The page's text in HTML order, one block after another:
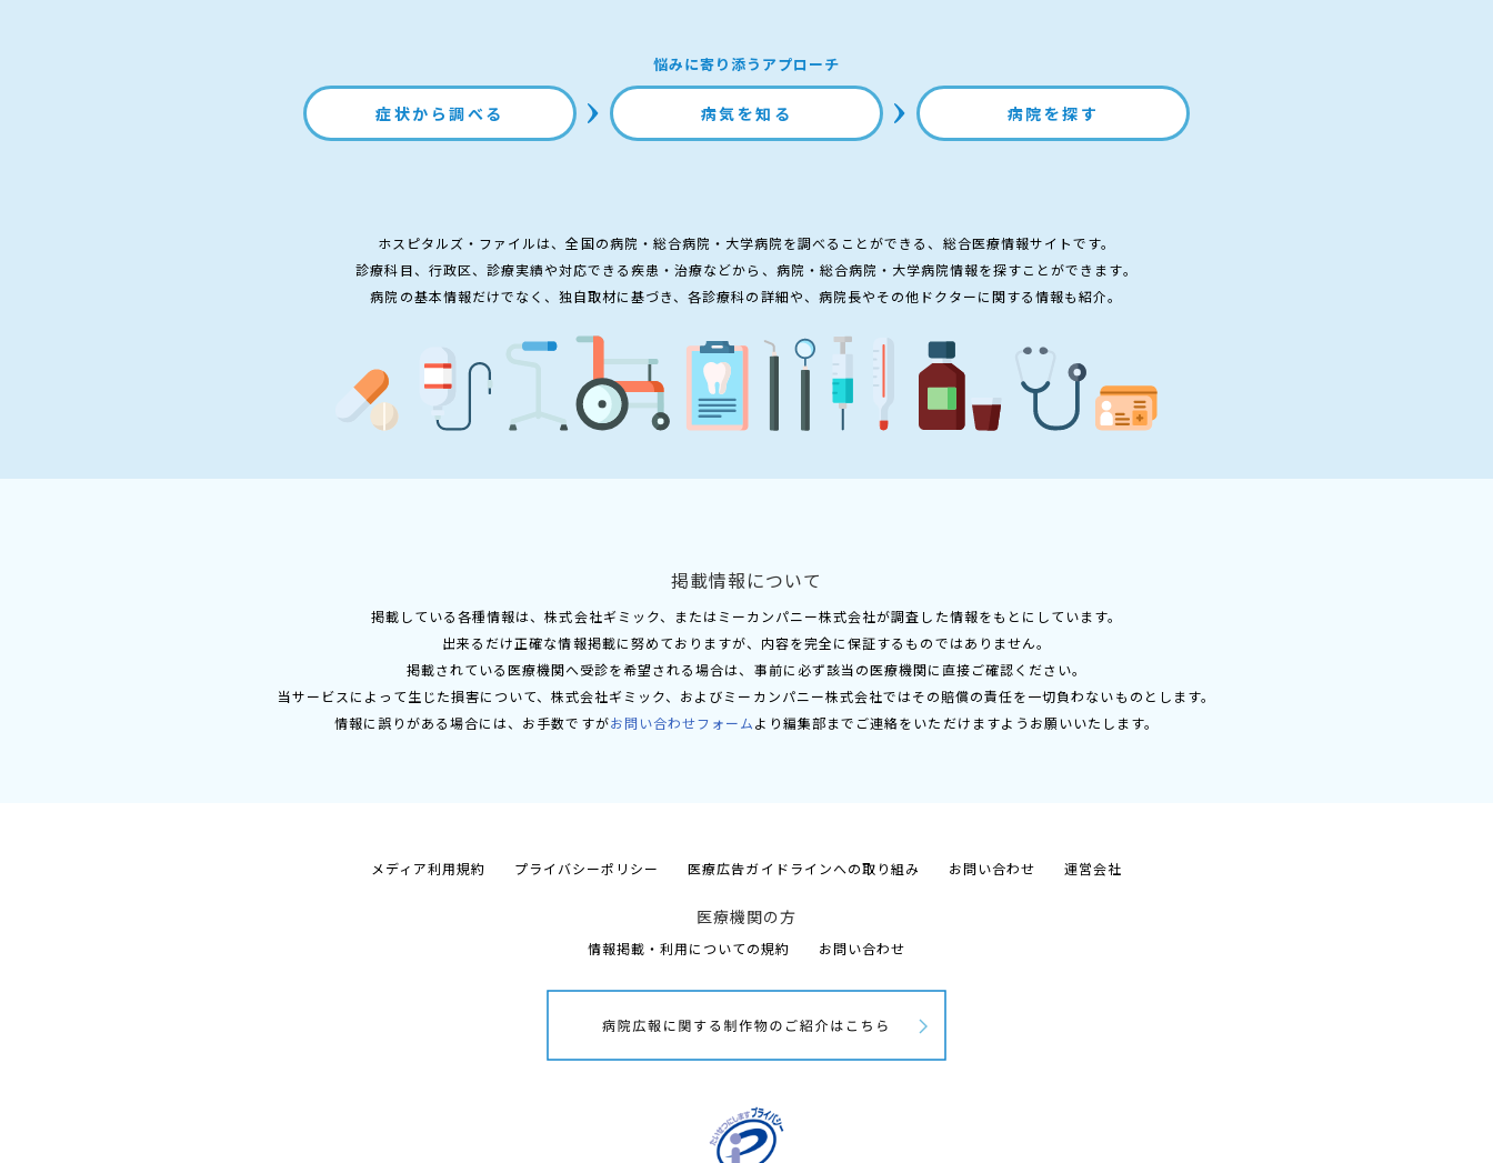
悩みに寄り添うアプローチ
症状から調べる 病気を知る 病院を探す
ホスピタルズ・ファイルは、全国の病院・総合病院・大学病院を調べることができる、総合医療情報サイトです。
診療科目、行政区、診療実績や対応できる疾患・治療などから、病院・総合病院・大学病院情報を探すことができます。
病院の基本情報だけでなく、独自取材に基づき、各診療科の詳細や、病院長やその他ドクターに関する情報も紹介。
掲載情報について
掲載している各種情報は、株式会社ギミック、またはミーカンパニー株式会社が調査した情報をもとにしています。
出来るだけ正確な情報掲載に努めておりますが、内容を完全に保証するものではありません。
掲載されている医療機関へ受診を希望される場合は、事前に必ず該当の医療機関に直接ご確認ください。
当サービスによって生じた損害について、株式会社ギミック、およびミーカンパニー株式会社ではその賠償の責任を一切負わないものとします。
情報に誤りがある場合には、お手数ですがお問い合わせフォームより編集部までご連絡をいただけますようお願いいたします。
メディア利用規約 プライバシーポリシー 医療広告ガイドラインへの取り組み お問い合わせ 運営会社
医療機関の方
情報掲載・利用についての規約 お問い合わせ